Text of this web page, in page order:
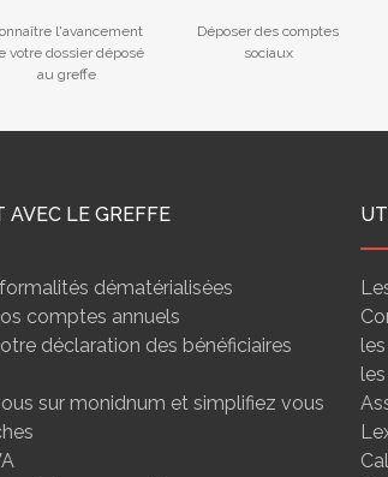
l'avancement
votre dossier déposé
au greffe
Déposer des comptes
sociaux
AVEC LE GREFFE
dématérialisées
comptes annuels
déclaration des bénéficiaires
sur monidnum et simplifiez vous